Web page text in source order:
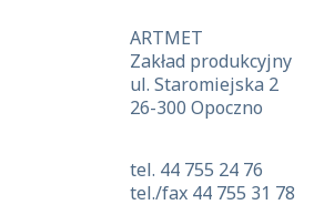
ARTMET
Zakład produkcyjny
ul. Staromiejska 2
26-300 Opoczno
tel. 44 755 24 76
tel./fax 44 755 31 78